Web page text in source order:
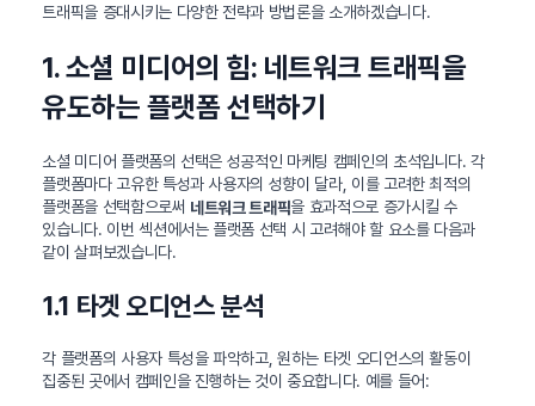
트래픽을 증대시키는 다양한 전략과 방법론을 소개하겠습니다.
1. 소셜 미디어의 힘: 네트워크 트래픽을
유도하는 플랫폼 선택하기
소셜 미디어 플랫폼의 선택은 성공적인 마케팅 캠페인의 초석입니다. 각
플랫폼마다 고유한 특성과 사용자의 성향이 달라, 이를 고려한 최적의
플랫폼을 선택함으로써 네트워크 트래픽을 효과적으로 증가시킬 수
있습니다. 이번 섹션에서는 플랫폼 선택 시 고려해야 할 요소를 다음과
같이 살펴보겠습니다.
1.1 타겟 오디언스 분석
각 플랫폼의 사용자 특성을 파악하고, 원하는 타겟 오디언스의 활동이
집중된 곳에서 캠페인을 진행하는 것이 중요합니다. 예를 들어: